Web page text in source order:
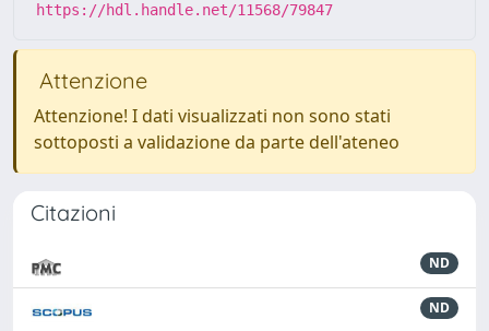
https://hdl.handle.net/11568/79847
Attenzione
Attenzione! I dati visualizzati non sono stati
sottoposti a validazione da parte dell'ateneo
Citazioni
ND
ND